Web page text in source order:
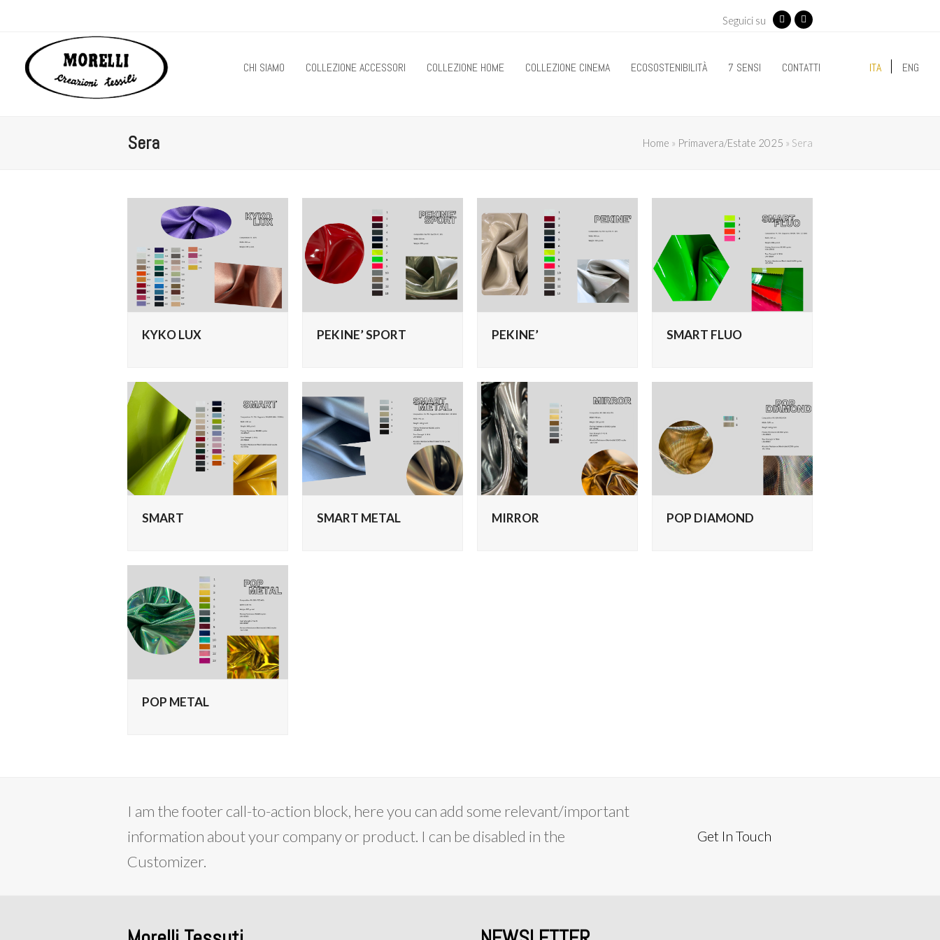
Seguici su FacebookInstagram
CHI SIAMO COLLEZIONE ACCESSORI COLLEZIONE HOME COLLEZIONE CINEMA ECOSOSTENIBILITÀ 7 SENSI CONTATTI ITA ENG
Sera Home » Primavera/Estate 2025 » Sera
KYKO LUX PEKINE’ SPORT PEKINE’ SMART FLUO
SMART SMART METAL MIRROR POP DIAMOND
POP METAL
I am the footer call-to-action block, here you can add some relevant/important
information about your company or product. I can be disabled in the
Customizer.
Get In Touch